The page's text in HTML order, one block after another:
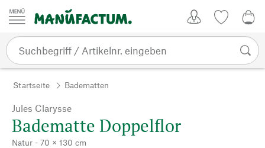
Zum Inhalt springen
Startseite Badematten
Jules Clarysse
Badematte Doppelflor
Natur - 70 × 130 cm